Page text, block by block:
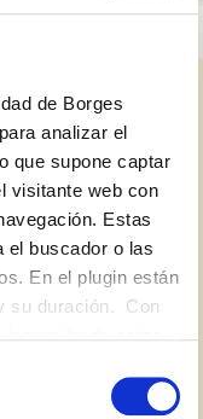
de Borges
analizar el
que supone captar
visitante web con
Estas
el buscador o las
En el plugin están
su duración. Con
navegador. Si se